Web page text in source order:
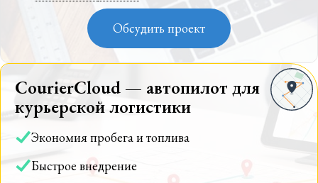
Обсудить проект
CourierCloud — автопилот для
курьерской логистики
Экономия пробега и топлива
Быстрое внедрение